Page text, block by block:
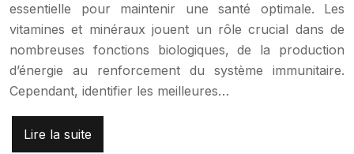
essentielle pour maintenir une santé optimale. Les
vitamines et minéraux jouent un rôle crucial dans de
nombreuses fonctions biologiques, de la production
d’énergie au renforcement du système immunitaire.
Cependant, identifier les meilleures…
Lire la suite